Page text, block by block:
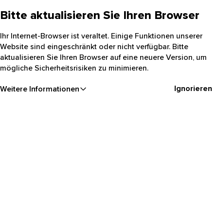
Bitte aktualisieren Sie Ihren Browser
Ihr Internet-Browser ist veraltet. Einige Funktionen unserer
Website sind eingeschränkt oder nicht verfügbar. Bitte
aktualisieren Sie Ihren Browser auf eine neuere Version, um
mögliche Sicherheitsrisiken zu minimieren.
Weitere Informationen Ignorieren